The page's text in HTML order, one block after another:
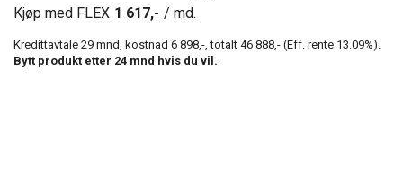
Kjøp med FLEX 1 617,- / md.
Kredittavtale 29 mnd, kostnad 6 898,- , totalt 46 888,- (Eff. rente 13.09%).
Bytt produkt etter 24 mnd hvis du vil.